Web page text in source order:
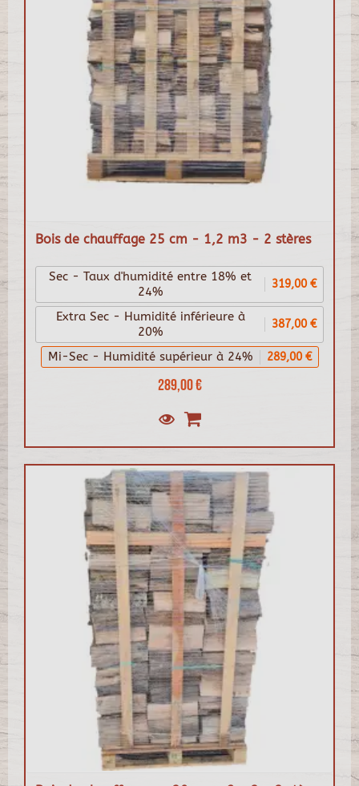
Bois de chauffage 25 cm - 1,2 m3 - 2 stères
289,00 €
Sec - Taux d'humidité entre 18% et
24%
319,00 €
Extra Sec - Humidité inférieure à
20%
387,00 €
Mi-Sec - Humidité supérieur à 24% 289,00 €